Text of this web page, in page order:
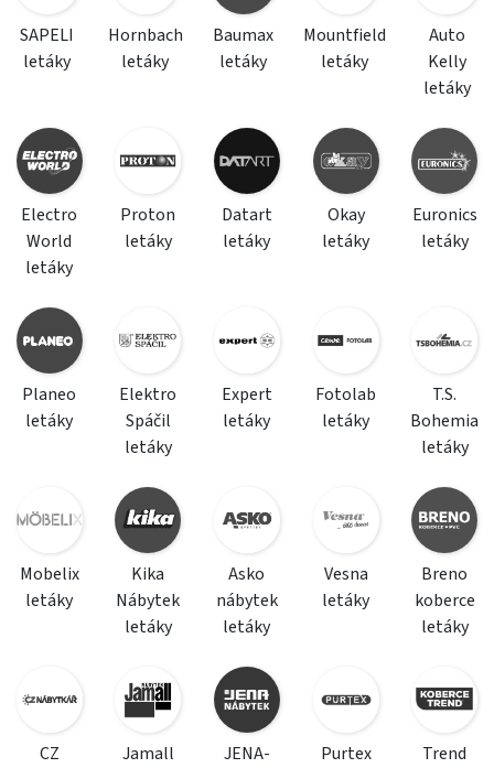
SAPELI
letáky
Hornbach
letáky
Baumax
letáky
Mountfield
letáky
Auto
Kelly
letáky
Electro
World
letáky
Proton
letáky
Datart
letáky
Okay
letáky
Euronics
letáky
Planeo
letáky
Elektro
Spáčil
letáky
Expert
letáky
Fotolab
letáky
T.S.
Bohemia
letáky
Mobelix
letáky
Kika
Nábytek
letáky
Asko
nábytek
letáky
Vesna
letáky
Breno
koberce
letáky
CZ
Jamall
JENA-
Purtex
Trend